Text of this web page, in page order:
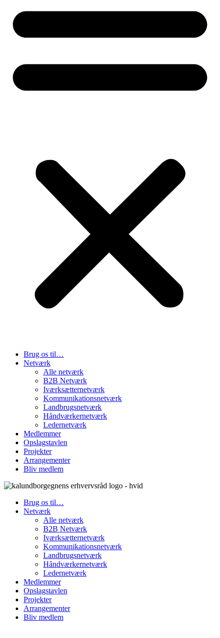
Brug os til…
Netværk
Alle netværk
B2B Netværk
Iværksætternetværk
Kommunikationsnetværk
Landbrugsnetværk
Håndværkernetværk
Ledernetværk
Medlemmer
Opslagstavlen
Projekter
Arrangementer
Bliv medlem
Brug os til…
Netværk
Alle netværk
B2B Netværk
Iværksætternetværk
Kommunikationsnetværk
Landbrugsnetværk
Håndværkernetværk
Ledernetværk
Medlemmer
Opslagstavlen
Projekter
Arrangementer
Bliv medlem